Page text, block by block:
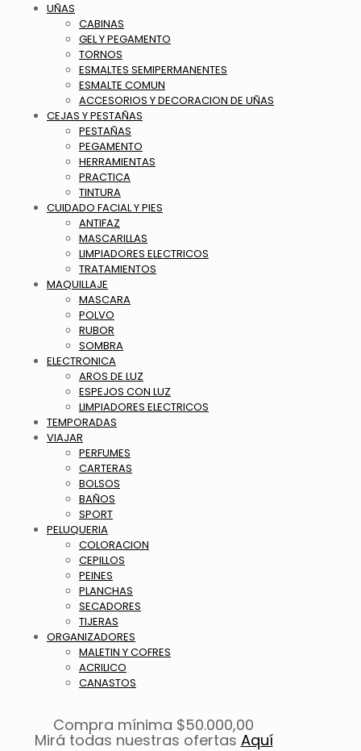
UÑAS
CABINAS
GEL Y PEGAMENTO
TORNOS
ESMALTES SEMIPERMANENTES
ESMALTE COMUN
ACCESORIOS Y DECORACION DE UÑAS
CEJAS Y PESTAÑAS
PESTAÑAS
PEGAMENTO
HERRAMIENTAS
PRACTICA
TINTURA
CUIDADO FACIAL Y PIES
ANTIFAZ
MASCARILLAS
LIMPIADORES ELECTRICOS
TRATAMIENTOS
MAQUILLAJE
MASCARA
POLVO
RUBOR
SOMBRA
ELECTRONICA
AROS DE LUZ
ESPEJOS CON LUZ
LIMPIADORES ELECTRICOS
TEMPORADAS
VIAJAR
PERFUMES
CARTERAS
BOLSOS
BAÑOS
SPORT
PELUQUERIA
COLORACION
CEPILLOS
PEINES
PLANCHAS
SECADORES
TIJERAS
ORGANIZADORES
MALETIN Y COFRES
ACRILICO
CANASTOS
Compra mínima $50.000,00
Mirá todas nuestras ofertas Aquí